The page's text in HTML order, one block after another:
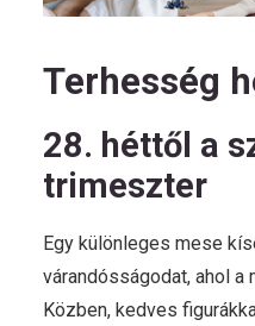
Terhesség
28. héttől a
trimeszter
Egy különleges mese
várandósságodat, ahol
Közben, kedves